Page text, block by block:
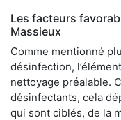
Les facteurs
Massieux
Comme mentionné
désinfection,
nettoyage préalable.
désinfectants, cela
qui sont ciblés, de la